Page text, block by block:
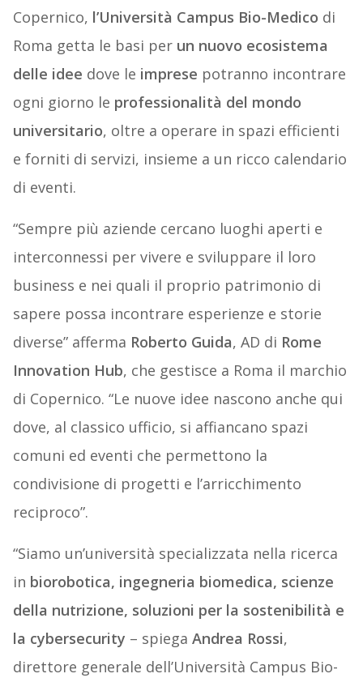
Copernico, l’Università Campus Bio-Medico di
Roma getta le basi per un nuovo ecosistema
delle idee dove le imprese potranno incontrare
ogni giorno le professionalità del mondo
universitario, oltre a operare in spazi efficienti
e forniti di servizi, insieme a un ricco calendario
di eventi.
“Sempre più aziende cercano luoghi aperti e
interconnessi per vivere e sviluppare il loro
business e nei quali il proprio patrimonio di
sapere possa incontrare esperienze e storie
diverse” afferma Roberto Guida, AD di Rome
Innovation Hub, che gestisce a Roma il marchio
di Copernico. “Le nuove idee nascono anche qui
dove, al classico ufficio, si affiancano spazi
comuni ed eventi che permettono la
condivisione di progetti e l’arricchimento
reciproco”.
“Siamo un’università specializzata nella ricerca
in biorobotica, ingegneria biomedica, scienze
della nutrizione, soluzioni per la sostenibilità e
la cybersecurity – spiega Andrea Rossi,
direttore generale dell’Università Campus Bio-